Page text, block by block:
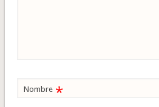
Nombre *